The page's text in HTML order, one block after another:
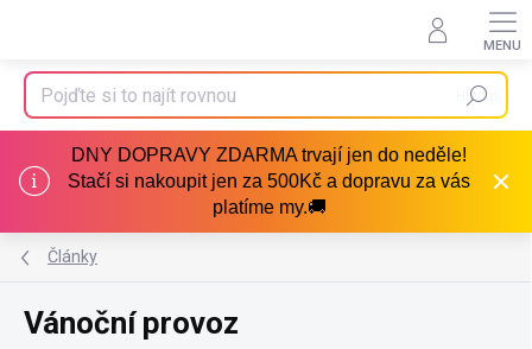
DNY DOPRAVY ZDARMA trvají jen do neděle!
Stačí si nakoupit jen za 500Kč a dopravu za vás
platíme my.🚚
Hledat
Články
Vánoční provoz